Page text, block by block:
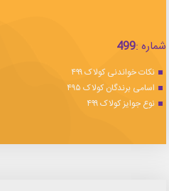
شماره :499
نکات خواندنی کولاک ۴۹۹
اسامی برندگان کولاک ۴۹۵
نوع جوایز کولاک ۴۹۹